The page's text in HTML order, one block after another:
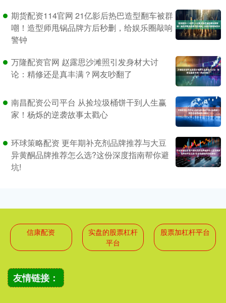
期货配资114官网 21亿影后热巴造型翻车被群
嘲！造型师甩锅品牌方后秒删，给娱乐圈敲响
警钟
万隆配资官网 赵露思沙滩照引发身材大讨
论：精修还是真丰满？网友吵翻了
南昌配资公司平台 从捡垃圾桶饼干到人生赢
家！杨烁的逆袭故事太戳心
环球策略配资 更年期补充剂品牌推荐与大豆
异黄酮品牌推荐怎么选?这份深度指南帮你避
坑!
信康配资
实盘的股票杠杆
平台
股票加杠杆平台
友情链接：